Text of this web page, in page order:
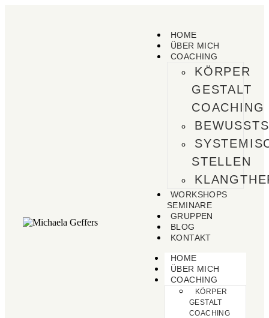
HOME
ÜBER MICH
COACHING
KÖRPER
GESTALT
COACHING
STELLEN
WORKSHOPS
SEMINARE
GRUPPEN
BLOG
KONTAKT
HOME
ÜBER MICH
COACHING
KÖRPER
GESTALT
COACHING